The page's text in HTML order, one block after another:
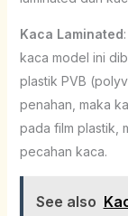
Kaca Laminated
kaca model ini
plastik PVB
penahan, maka
pada film plastik,
pecahan kaca.
See also